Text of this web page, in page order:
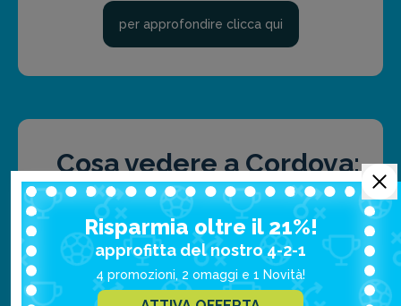
per approfondire clicca qui
Cosa vedere a Cordova:
le attrazioni principali
Moschea Mezquita
Risparmia oltre il 21%!
approfitta del nostro 4-2-1
4 promozioni, 2 omaggi e 1 Novità!